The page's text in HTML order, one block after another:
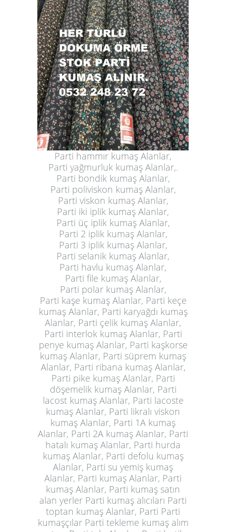
Parti hammır kumaş Alanlar,
Parti yağmurluk kumaş Alanlar,.
Parti bondik kumaş Alanlar,
Parti poliviskon kumaş Alanlar,
Parti viskon kumaş Alanlar,
Parti iki iplik kumaş Alanlar,
Parti üç iplik kumaş Alanlar,
Parti 2 iplik kumaş Alanlar,
Parti 3 iplik kumaş Alanlar,
Parti selanik kumaş Alanlar,
Parti havlu kumaş Alanlar,
Parti file kumaş Alanlar,
Parti polar kumaş Alanlar,
Parti kaşe kumaş Alanlar, Parti keçe
kumaş Alanlar, Parti karyağdı kumaş
Alanlar, Parti çelik kumaş Alanlar,
Parti interlok kumaş Alanlar, Parti
penye kumaş Alanlar, Parti kaşkorse
kumaş Alanlar, Parti süprem kumaş
Alanlar, Parti ribana kumaş Alanlar,
Parti pike kumaş Alanlar, Parti
döşemelik kumaş Alanlar, Parti
lacost kumaş Alanlar, Parti lacoste
kumaş Alanlar, Parti likralı viskon
kumaş Alanlar, Parti 1A kumaş
Alanlar, Parti 2A kumaş Alanlar, Parti
hatalı kumaş Alanlar, Parti hurda
kumaş Alanlar, Parti defolu kumaş
Alanlar, Parti su yemiş kumaş
Alanlar, Parti kumaş Alanlar, Parti
kumaş Alanlar, Parti kumaş satın
alan yerler Parti kumaş alıcıları Parti
toptan kumaş Alanlar, Parti Parti
kumaşçılar Parti tekleme kumaş alım